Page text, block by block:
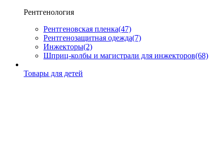
Рентгенология
Рентгеновская пленка(47)
Рентгенозащитная одежда(7)
Инжекторы(2)
Шприц-колбы и магистрали для инжекторов(68)
Товары для детей